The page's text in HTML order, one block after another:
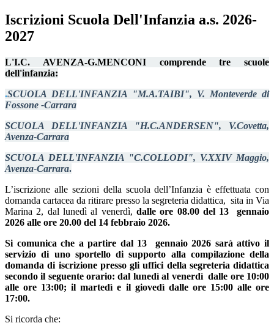
Iscrizioni Scuola Dell'Infanzia a.s. 2026-
2027
L'I.C. AVENZA-G.MENCONI comprende tre scuole
dell'infanzia:
.SCUOLA DELL'INFANZIA "M.A.TAIBI", V. Monteverde di
Fossone -Carrara
SCUOLA DELL'INFANZIA "H.C.ANDERSEN", V.Covetta,
Avenza-Carrara
SCUOLA DELL'INFANZIA "C.COLLODI", V.XXIV Maggio,
Avenza-Carrara.
L’iscrizione alle sezioni della scuola dell’Infanzia è effettuata con
domanda cartacea da ritirare presso la segreteria didattica, sita in Via
Marina 2, dal lunedì al venerdì, dalle ore 08.00 del 13 gennaio
2026 alle ore 20.00 del 14 febbraio 2026.
Si comunica che a partire dal 13 gennaio 2026 sarà attivo il
servizio di uno sportello di supporto alla compilazione della
domanda di iscrizione presso gli uffici della segreteria didattica
secondo il seguente orario: dal lunedì al venerdì dalle ore 10:00
alle ore 13:00; il martedì e il giovedì dalle ore 15:00 alle ore
17:00.
Si ricorda che: